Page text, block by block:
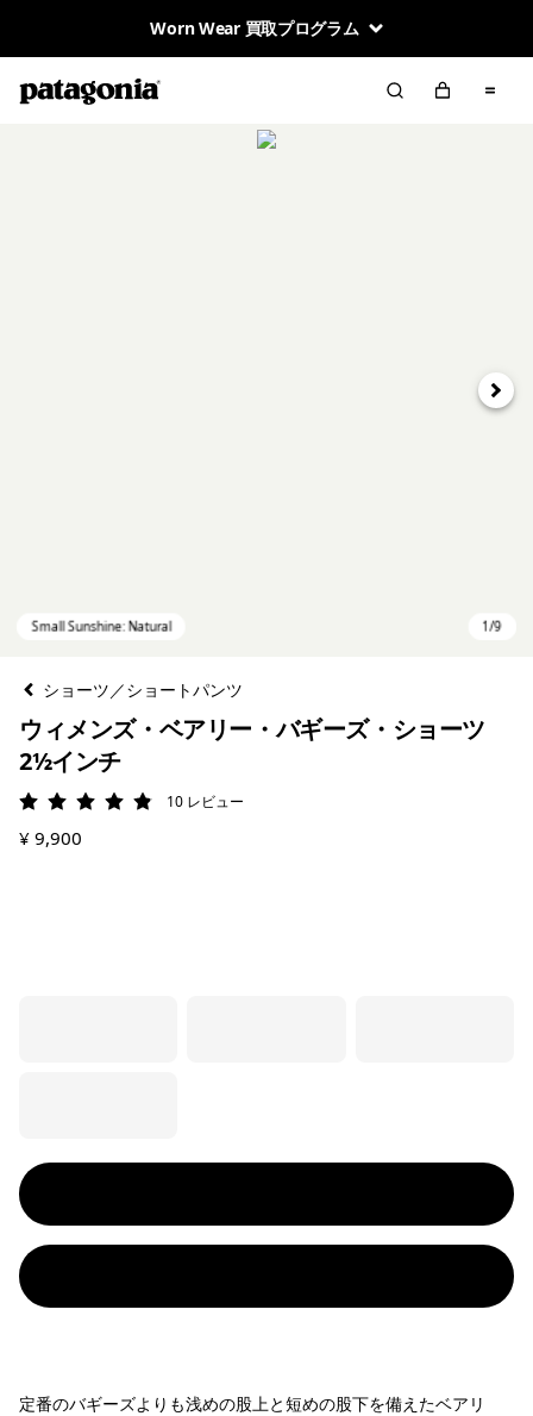
Worn Wear 買取プログラム
次へ
ショーツ／ショートパンツ
ウィメンズ・ベアリー・バギーズ・ショーツ
2½インチ
評価: 4.9 / 5
10 レビュー
¥ 9,900
定番のバギーズよりも浅めの股上と短めの股下を備えたベアリ